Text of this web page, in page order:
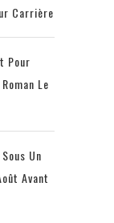
Carrière
Pour
Le
Un
Avant